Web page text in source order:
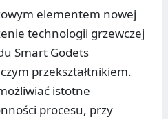
elementem nowej
technologii grzewczej
Smart Godets
przekształtnikiem.
istotne
procesu, przy